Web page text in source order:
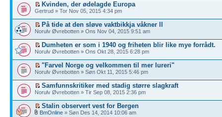
Kvinden, der ødelagde Europa
Gertrud » Tor Nov 05, 2015 4:34 pm
På tide at den sløve vaktbikkja våkner ll
Norulv Øvrebotten » Ons Nov 04, 2015 9:51 am
Dumheten er som i 1940 og friheten blir like mye forrådt.
Norulv Øvrebotten » Ons Okt 28, 2015 6:28 pm
"Farvel Norge og velkommen til mer lureri"
Norulv Øvrebotten » Søn Okt 11, 2015 5:46 pm
Samfunnskritiker med stadig større slagkraft
Norulv Øvrebotten » Tir Sep 08, 2015 2:36 pm
Stalin observert vest for Bergen
BmOnline » Søn Des 14, 2014 10:06 am